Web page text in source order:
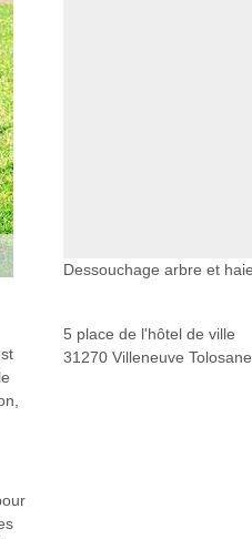
Dessouchage arbre et
5 place de l'hôtel de ville
31270 Villeneuve Tolosane